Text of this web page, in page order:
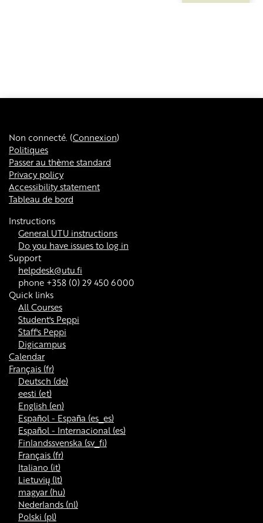
Non connecté. (Connexion)
Politiques
Passer au thème standard
Privacy policy
Accessibility statement
Tableau de bord
Instructions
General UTU instructions
Do you have issues to log in
Support
helpdesk@utu.fi
phone +358 (0) 29 450 6000
Quick links
All Courses
Student's Peppi
Staff's Peppi
Digicampus
Calendar
Français ‎(fr)‎
Deutsch ‎(de)‎
eesti ‎(et)‎
English ‎(en)‎
Español - España ‎(es_es)‎
Español - Internacional ‎(es)‎
Finlandssvenska ‎(sv_fi)‎
Français ‎(fr)‎
Italiano ‎(it)‎
Lietuvių ‎(lt)‎
magyar ‎(hu)‎
Nederlands ‎(nl)‎
Polski ‎(pl)‎